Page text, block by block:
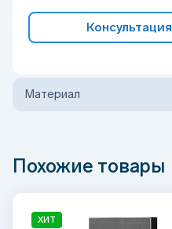
Материал
Похожие товары
ХИТ